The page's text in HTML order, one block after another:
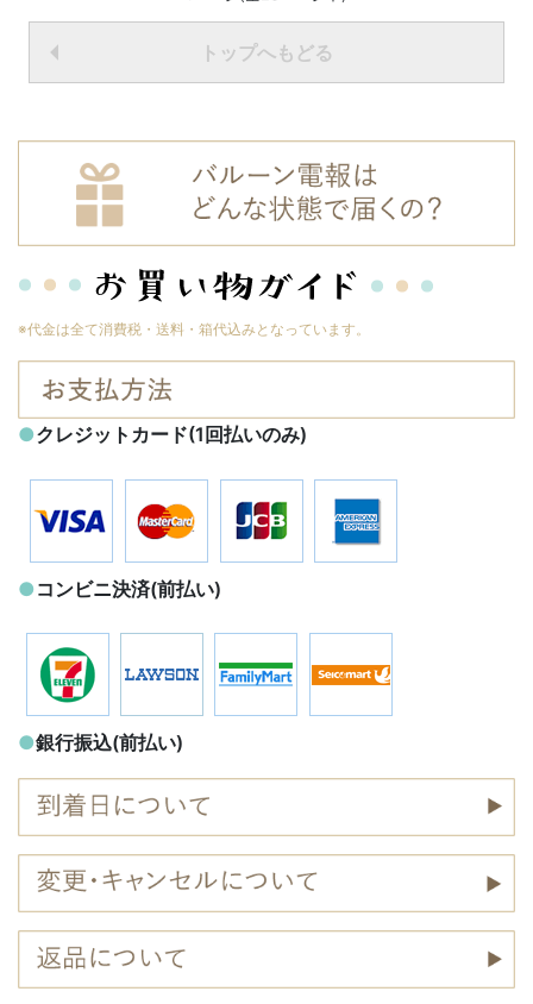
トップへもどる
※代金は全て消費税・送料・箱代込みとなっています。
●クレジットカード(1回払いのみ)
●コンビニ決済(前払い)
●銀行振込(前払い)